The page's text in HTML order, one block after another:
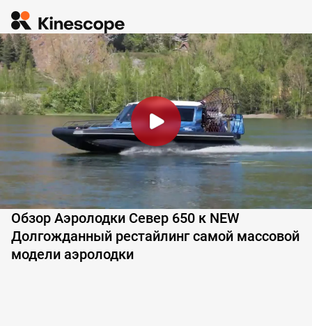
Обзор Аэролодки Север 650 к NEW
Долгожданный рестайлинг самой массовой
модели аэролодки